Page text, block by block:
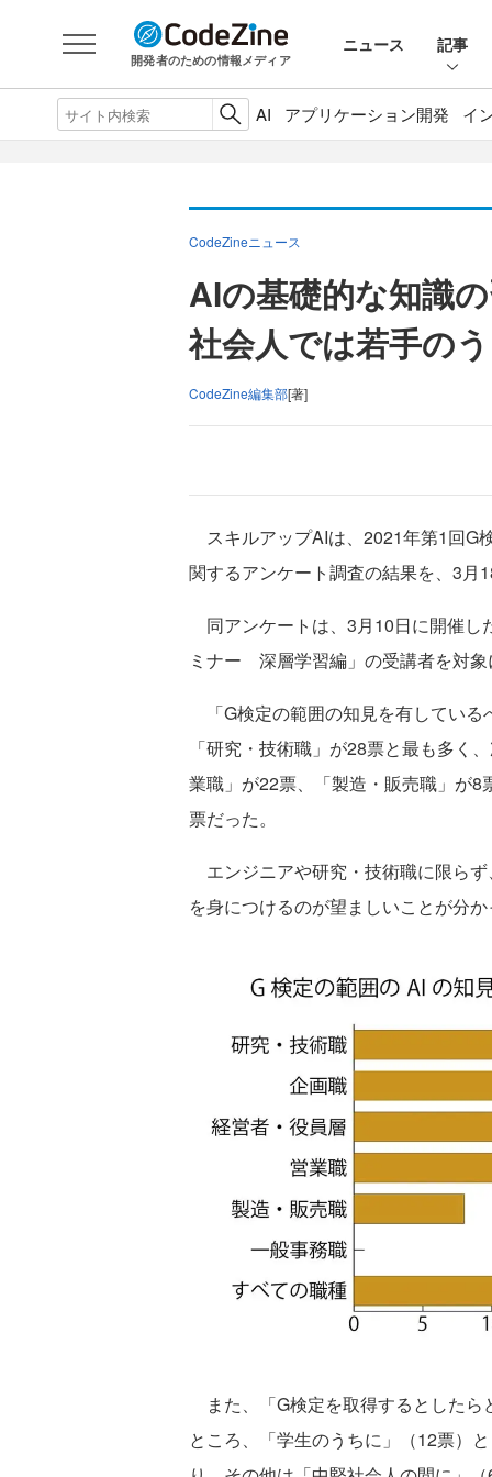
開発者のための情報メディア
ニュース 記事
AI アプリケーション開発 イ
CodeZineニュース
AIの基礎的な知識
社会人では若手の
CodeZine編集部[著]
スキルアップAIは、2021年第1回G
関するアンケート調査の結果を、3月
同アンケートは、3月10日に開催し
ミナー 深層学習編」の受講者を対
「G検定の範囲の知見を有している
「研究・技術職」が28票と最も多く
業職」が22票、「製造・販売職」が
票だった。
エンジニアや研究・技術職に限ら
を身につけるのが望ましいことが分
また、「G検定を取得するとしたら
ところ、「学生のうちに」（12票）